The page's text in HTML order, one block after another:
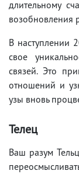
длительному
возобновления
В наступлении
свое
связей. Это
отношений и
узы вновь
Телец
Ваш разум